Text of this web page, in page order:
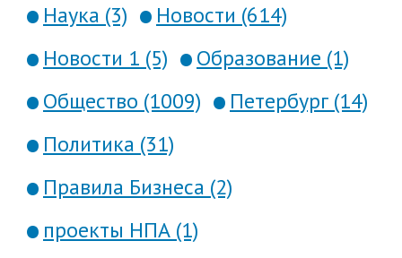
Наука (3)
Новости (614)
Новости 1 (5)
Образование (1)
Общество (1009)
Петербург (14)
Политика (31)
Правила Бизнеса (2)
проекты НПА (1)